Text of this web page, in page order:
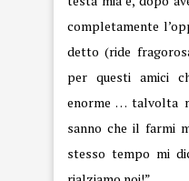
completamente
detto (ride
per questi amici
enorme … talvolta
sanno che il farmi
stesso tempo mi